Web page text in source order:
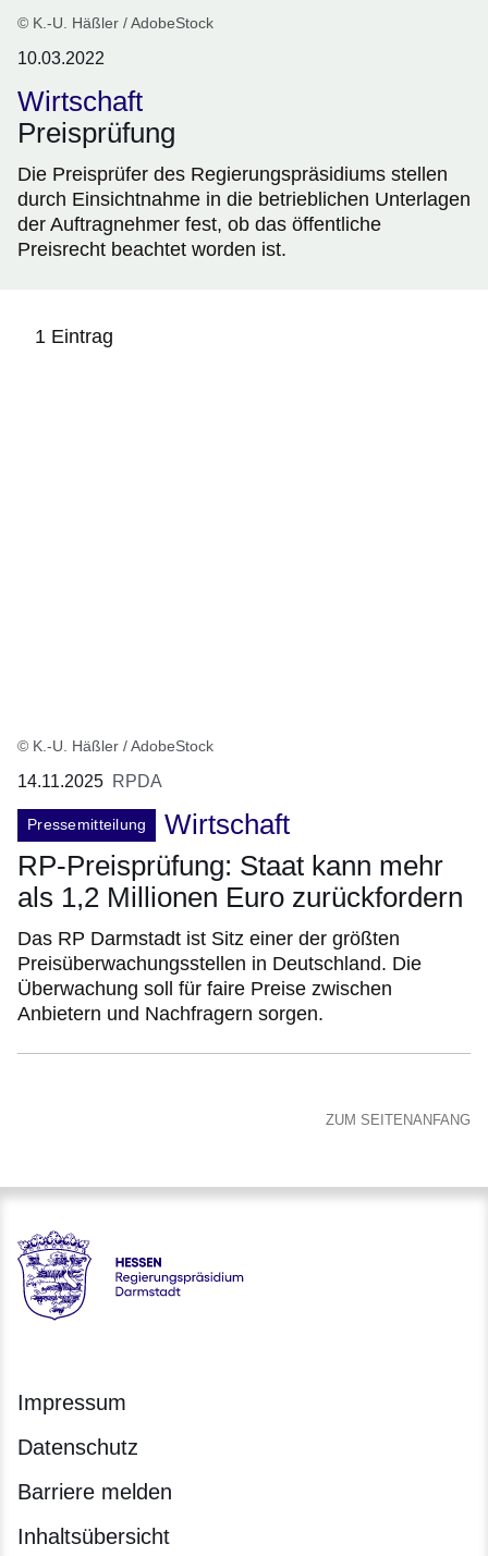
© K.-U. Häßler / AdobeStock
10.03.2022
Wirtschaft
Preisprüfung
Die Preisprüfer des Regierungspräsidiums stellen
durch Einsichtnahme in die betrieblichen Unterlagen
der Auftragnehmer fest, ob das öffentliche
Preisrecht beachtet worden ist.
1 Eintrag
© K.-U. Häßler / AdobeStock
14.11.2025 RPDA
Pressemitteilung
Wirtschaft
RP-Preisprüfung: Staat kann mehr
als 1,2 Millionen Euro zurückfordern
Das RP Darmstadt ist Sitz einer der größten
Preisüberwachungsstellen in Deutschland. Die
Überwachung soll für faire Preise zwischen
Anbietern und Nachfragern sorgen.
ZUM SEITENANFANG
Hessen - Regierungspräsidium Darmstadt
Impressum
Datenschutz
Barriere melden
Inhaltsübersicht